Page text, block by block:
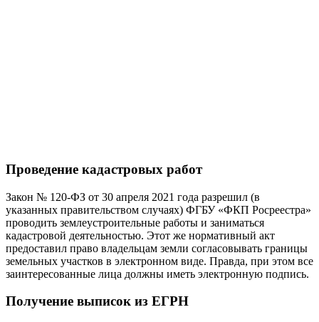
Проведение кадастровых работ
Закон № 120-ФЗ от 30 апреля 2021 года разрешил (в
указанных правительством случаях) ФГБУ «ФКП Росреестра»
проводить землеустроительные работы и заниматься
кадастровой деятельностью. Этот же нормативный акт
предоставил право владельцам земли согласовывать границы
земельных участков в электронном виде. Правда, при этом все
заинтересованные лица должны иметь электронную подпись.
Получение выписок из ЕГРН